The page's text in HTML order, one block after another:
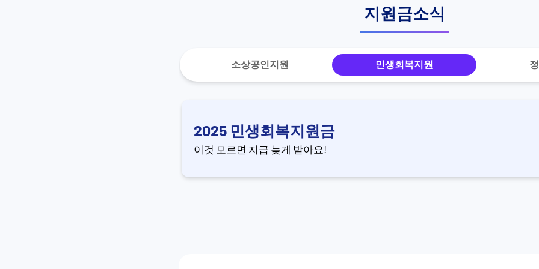
지원금소식
소상공인지원 민생회복지원
2025 민생회복지원금
이것 모르면 지급 늦게 받아요!